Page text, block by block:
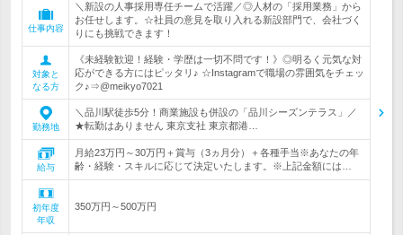
仕事内容
＼新設の人事採用専任チームで活躍／◎人材の「採用業務」から
お任せします。☆社員の意見を取り入れる新設部門で、会社づく
りにも挑戦できます！
対象と
なる方
《未経験歓迎！経験・学歴は一切不問です！》◎明るく元気な対
応ができる方にはピッタリ♪ ☆Instagramで職場の雰囲気をチェッ
ク♪⇒@meikyo7021
勤務地
＼品川駅徒歩5分！商業施設も併設の「品川シーズンテラス」／
★転勤はありません 東京支社 東京都港…
給与
月給23万円～30万円＋賞与（3ヵ月分）＋各種手当※あなたの年
齢・経験・スキルに応じて決定いたします。※上記金額には…
初年度
年収
350万円～500万円